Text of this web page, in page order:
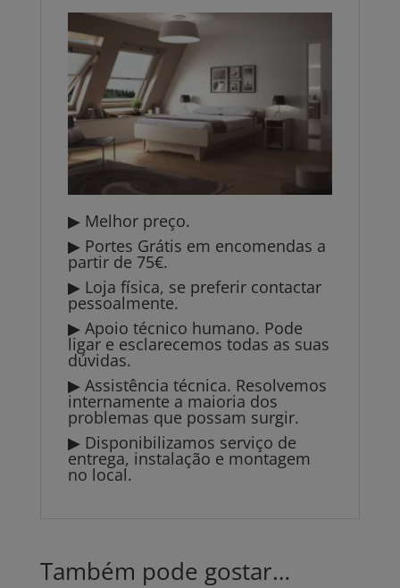
▶ Melhor preço.
▶ Portes Grátis em encomendas a
partir de 75€.
▶ Loja física, se preferir contactar
pessoalmente.
▶ Apoio técnico humano. Pode
ligar e esclarecemos todas as suas
dúvidas.
▶ Assistência técnica. Resolvemos
internamente a maioria dos
problemas que possam surgir.
▶ Disponibilizamos serviço de
entrega, instalação e montagem
no local.
Também pode gostar…